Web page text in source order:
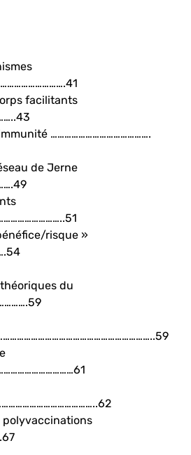
facilitants
…………………………………….
de Jerne
risque »
du
polyvaccinations